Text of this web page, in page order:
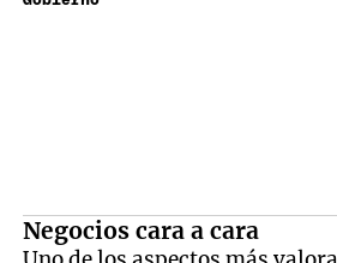
Negocios cara a cara